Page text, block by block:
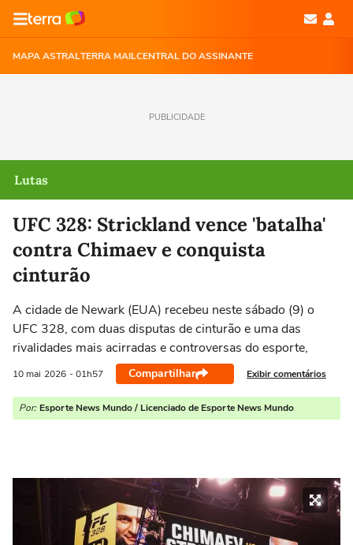
MAPA ASTRALTERRA MAILCENTRAL DO ASSINANTE
PUBLICIDADE
Lutas
UFC 328: Strickland vence 'batalha'
contra Chimaev e conquista
cinturão
A cidade de Newark (EUA) recebeu neste sábado (9) o
UFC 328, com duas disputas de cinturão e uma das
rivalidades mais acirradas e controversas do esporte,
10 mai 2026 - 01h57 Compartilhar Exibir comentários
Por: Esporte News Mundo / Licenciado de Esporte News Mundo